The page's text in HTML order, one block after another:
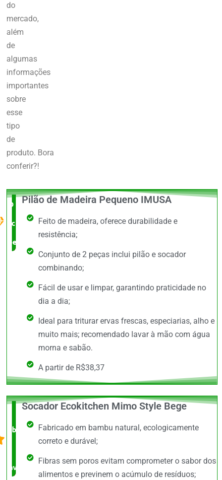
do
mercado,
além
de
algumas
informações
importantes
sobre
esse
tipo
de
produto. Bora
conferir?!
O Melhor
custo x
benefício
Pilão de Madeira Pequeno IMUSA
Feito de madeira, oferece durabilidade e
resistência;
Conjunto de 2 peças inclui pilão e socador
combinando;
Fácil de usar e limpar, garantindo praticidade no
dia a dia;
Ideal para triturar ervas frescas, especiarias, alho e
muito mais; recomendado lavar à mão com água
morna e sabão.
A partir de R$38,37
O +
barato,
avaliado!
Socador Ecokitchen Mimo Style Bege
Fabricado em bambu natural, ecologicamente
correto e durável;
Fibras sem poros evitam comprometer o sabor dos
alimentos e previnem o acúmulo de resíduos;